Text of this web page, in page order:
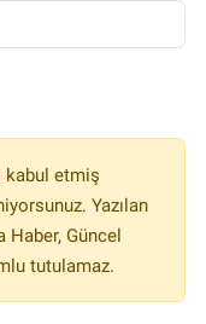
kabul etmiş
Yazılan
Haber, Güncel
tutulamaz.